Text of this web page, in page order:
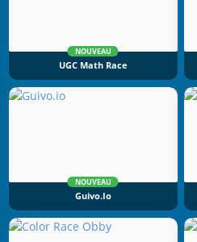
NOUVEAU
UGC Math Race
NOUVEAU
Guivo.io